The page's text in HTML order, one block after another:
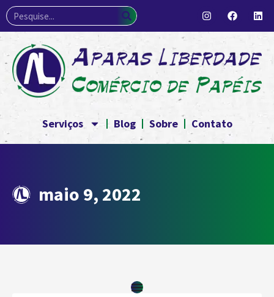
Serviços Blog Sobre Contato
maio 9, 2022